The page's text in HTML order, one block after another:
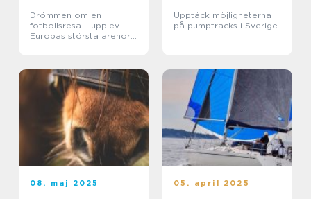
Drömmen om en
fotbollsresa – upplev
Europas största arenor
Upptäck möjligheterna
på pumptracks i Sverige
08. maj 2025 05. april 2025